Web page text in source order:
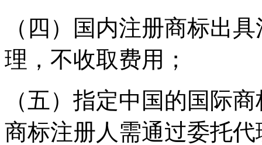
（四）国内注册商标出
理，不收取费用；
（五）指定中国的国际
商标注册人需通过委托